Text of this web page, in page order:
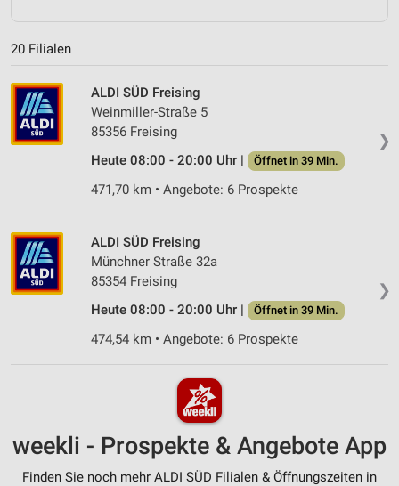
20 Filialen
❯
ALDI SÜD Freising
Weinmiller-Straße 5
85356 Freising
Heute 08:00 - 20:00 Uhr |
Öffnet in 39 Min.
471,70 km • Angebote: 6 Prospekte
❯
ALDI SÜD Freising
Münchner Straße 32a
85354 Freising
Heute 08:00 - 20:00 Uhr |
Öffnet in 39 Min.
474,54 km • Angebote: 6 Prospekte
weekli - Prospekte & Angebote App
Finden Sie noch mehr ALDI SÜD Filialen & Öffnungszeiten in